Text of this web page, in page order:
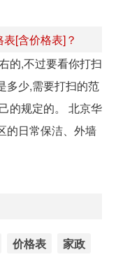
[含价格表]？
的,不过要看你打扫
多少,需要打扫的范
的规定的。 北京华
的日常保洁、外墙
价格表
家政